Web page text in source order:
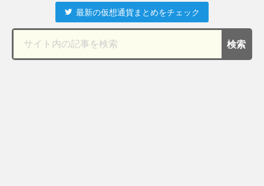
最新の仮想通貨まとめをチェック